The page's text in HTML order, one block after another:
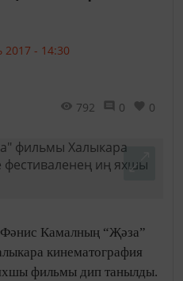
2017 - 14:30
792 0 0
Камалның “Җәза”
кинематография
фильмы дип танылды.